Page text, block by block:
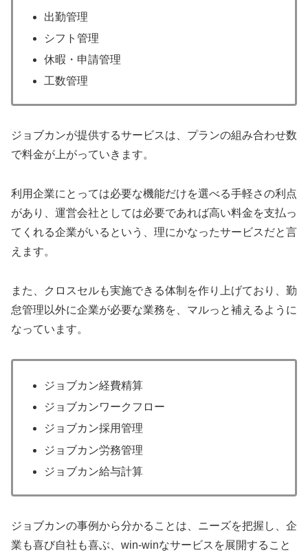
出勤管理
シフト管理
休暇・申請管理
工数管理
ジョブカンが提供するサービスは、プランの組み合わせ数
で料金が上がっていきます。
利用企業にとっては必要な機能だけを選べる手軽さの利点
があり、運営会社としては必要であれば高い料金を支払っ
てくれる企業がいるという、理にかなったサービスだと言
えます。
また、クロスセルも実施できる体制を作り上げており、勤
怠管理以外に企業が必要な業務を、マルっと補えるように
なっています。
ジョブカン経費精算
ジョブカンワークフロー
ジョブカン採用管理
ジョブカン労務管理
ジョブカン給与計算
ジョブカンの事例から分かることは、ニーズを把握し、企
業も喜び自社も喜ぶ、win-winなサービスを展開すること